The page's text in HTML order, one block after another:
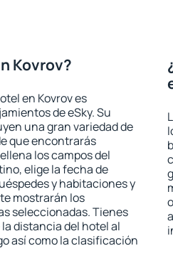
Kovrov?
en Kovrov es
de eSky. Su
una gran variedad de
que encontrarás
los campos del
elige la fecha de
y habitaciones y
mostrarán los
seleccionadas. Tienes
distancia del hotel al
así como la clasificación